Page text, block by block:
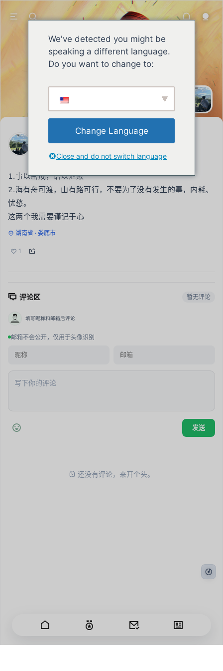
SEAN
君子自强不息承担责任，积攒声誉，铮
铮劲骨昂扬向上。
1.事以密成，语以泄败
2.海有舟可渡，山有路可行，不要为了没有发生的事，内耗、
忧愁。
这两个我需要谨记于心
湖南省 · 娄底市
1
评论区 暂无评论
填写昵称和邮箱后评论
邮箱不会公开，仅用于头像识别
还没有评论，来开个头。
We've detected you might be
speaking a different language.
Do you want to change to:
Change Language
Close and do not switch language